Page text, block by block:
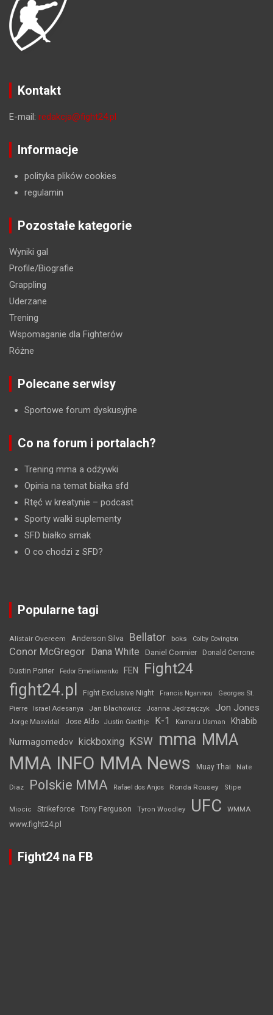
Kontakt
E-mail: redakcja@fight24.pl
Informacje
polityka plików cookies
regulamin
Pozostałe kategorie
Wyniki gal
Profile/Biografie
Grappling
Uderzane
Trening
Wspomaganie dla Fighterów
Różne
Polecane serwisy
Sportowe forum dyskusyjne
Co na forum i portalach?
Trening mma a odżywki
Opinia na temat białka sfd
Rtęć w kreatynie – podcast
Sporty walki suplementy
SFD białko smak
O co chodzi z SFD?
Popularne tagi
Alistair Overeem Anderson Silva Bellator boks Colby Covington
Conor McGregor Dana White Daniel Cormier Donald Cerrone
Dustin Poirier Fedor Emelianenko FEN Fight24
fight24.pl Fight Exclusive Night Francis Ngannou
Georges St.
Pierre
Israel Adesanya Jan Błachowicz Joanna Jędrzejczyk Jon Jones
Jorge Masvidal Jose Aldo Justin Gaethje K-1 Kamaru Usman Khabib
Nurmagomedov kickboxing KSW mma MMA
MMA INFO MMA News Muay Thai Nate
Diaz Polskie MMA Rafael dos Anjos Ronda Rousey Stipe
Miocic Strikeforce Tony Ferguson Tyron Woodley UFC WMMA
www.fight24.pl
Fight24 na FB